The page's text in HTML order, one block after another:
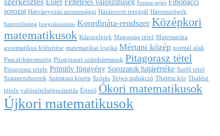
Euler Feltételes valószínűség Fermat-sejtés Fibonacci
sorozat Hatványozás azonosságai Határozott integrál Háromszögek
hasonlósága Integrálszámítás Koordináta-rendszer Középkori
matematikusok Kúpszeletek Magasság tétel Matematika
axiomatikus felépítése matematikai logika Mértani közép normál alak
Pascal-háromszög Pitagoraszi számhármasok Pitagorasz tétel
Pitagorasz tétele Primitív függvény Sorozatok határértéke Szelő tétel
Számrendszerek Számtani közép Szórás Teljes indukció Thalész kör Thalész
tétele valószínűségszámítás Érintő Ókori matematikusok
Újkori matematikusok